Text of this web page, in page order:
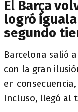
El Barça
logró
segundo
Barcelona salió
con la gran
en
Incluso, llegó al